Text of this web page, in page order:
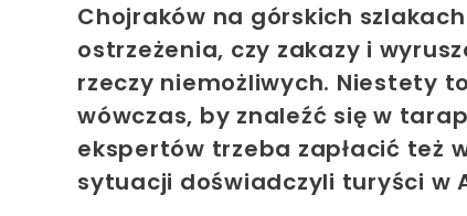
Chojraków na górskich
ostrzeżenia, czy zakazy i
rzeczy niemożliwych. Niestety
wówczas, by znaleźć się w
ekspertów trzeba zapłacić też
sytuacji doświadczyli turyści w